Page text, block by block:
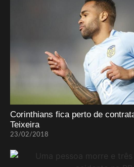
Corinthians fica perto de
Teixeira
23/02/2018